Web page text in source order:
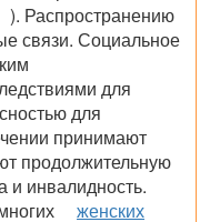
). Распространению
связи. Социальное
для
для
принимают
продолжительную
и инвалидность.
женских